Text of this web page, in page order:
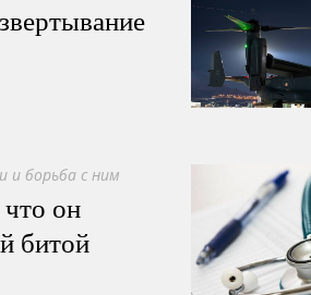
и борьба с ним
он
битой